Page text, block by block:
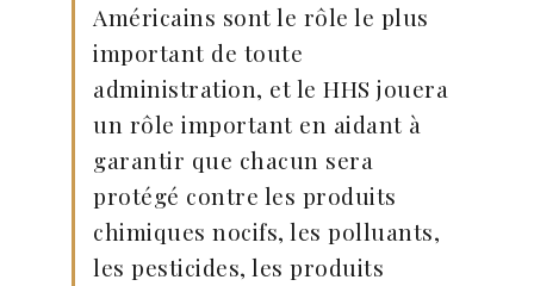
Américains sont le rôle le plus
important de toute
administration, et le HHS jouera
un rôle important en aidant à
garantir que chacun sera
protégé contre les produits
chimiques nocifs, les polluants,
les pesticides, les produits